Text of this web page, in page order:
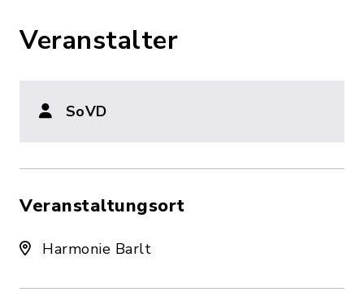
Veranstalter
SoVD
Veranstaltungsort
Harmonie Barlt